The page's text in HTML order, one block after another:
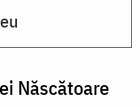
Născătoare